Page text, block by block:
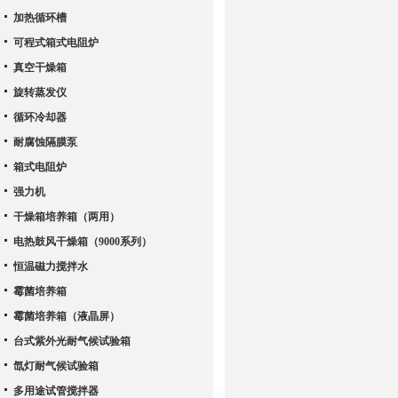
加热循环槽
可程式箱式电阻炉
真空干燥箱
旋转蒸发仪
循环冷却器
耐腐蚀隔膜泵
箱式电阻炉
强力机
干燥箱培养箱（两用）
电热鼓风干燥箱（9000系列）
恒温磁力搅拌水
霉菌培养箱
霉菌培养箱（液晶屏）
台式紫外光耐气候试验箱
氙灯耐气候试验箱
多用途试管搅拌器